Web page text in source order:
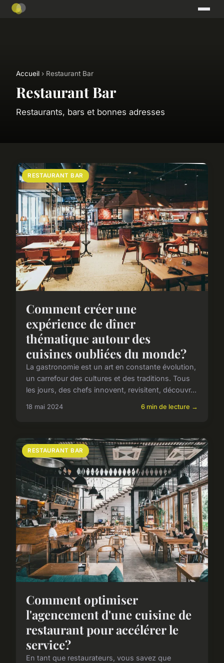
Accueil › Restaurant Bar
Restaurant Bar
Restaurants, bars et bonnes adresses
RESTAURANT BAR
Comment créer une
expérience de dîner
thématique autour des
cuisines oubliées du monde?
La gastronomie est un art en constante évolution,
un carrefour des cultures et des traditions. Tous
les jours, des chefs innovent, revisitent, découvr...
18 mai 2024 6 min de lecture →
RESTAURANT BAR
Comment optimiser
l'agencement d'une cuisine de
restaurant pour accélérer le
service?
En tant que restaurateurs, vous savez que